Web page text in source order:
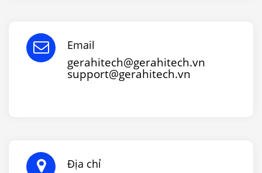
Email
gerahitech@gerahitech.vn
support@gerahitech.vn
Địa chỉ